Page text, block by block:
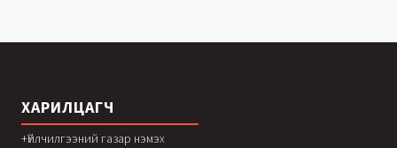
ХАРИЛЦАГЧ
+Үйлчилгээний газар нэмэх